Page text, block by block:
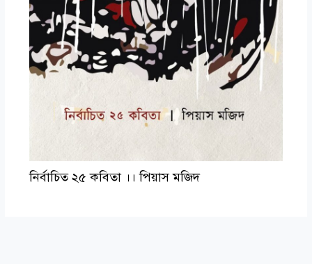
নির্বাচিত ২৫ কবিতা ।। পিয়াস মজিদ